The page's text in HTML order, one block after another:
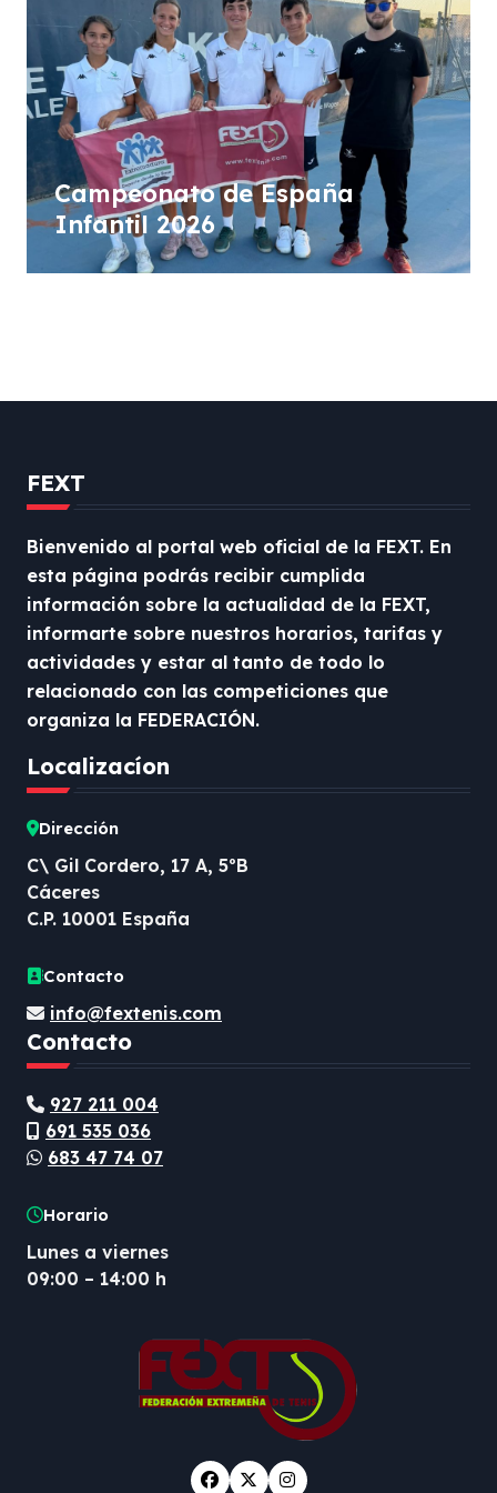
Campeonato de España
Infantil 2026
FEXT
Bienvenido al portal web oficial de la FEXT. En
esta página podrás recibir cumplida
información sobre la actualidad de la FEXT,
informarte sobre nuestros horarios, tarifas y
actividades y estar al tanto de todo lo
relacionado con las competiciones que
organiza la FEDERACIÓN.
Localizacíon
Dirección
C\ Gil Cordero, 17 A, 5ºB
Cáceres
C.P. 10001 España
Contacto
info@fextenis.com
Contacto
927 211 004
691 535 036
683 47 74 07
Horario
Lunes a viernes
09:00 – 14:00 h